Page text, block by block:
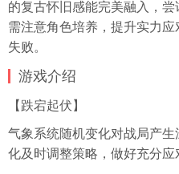
的复古怀旧感能完美融入，
需注意角色培养，提升实力
失败。
游戏介绍
【跌宕起伏】
气象系统随机变化对战局产
化及时调整策略，做好充分应